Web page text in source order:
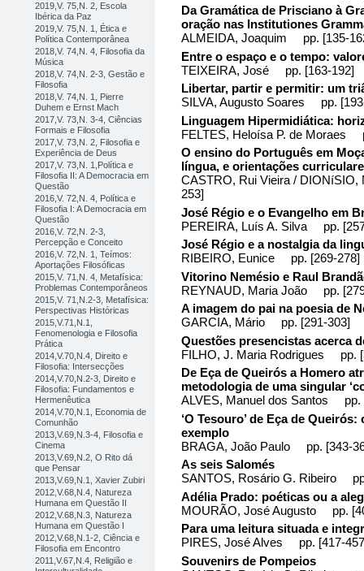
2019,V. 75,N. 2, Escola
Ibérica da Paz
2019,V. 75,N. 1, Ética e
Política Contemporânea
2018,V. 74,N. 4, Filosofia da
Música
2018,V. 74,N. 2-3, Gestão e
Filosofia
2018,V. 74,N. 1, Pierre
Duhem e Ernst Mach
2017,V. 73,N. 3-4, Ciências
Formais e Filosofia
2017,V. 73,N. 2, Filosofia e
Experiência de Deus
2017,V. 73,N. 1,Política e
Filosofia II: A Democracia em
Questão
2016,V. 72,N. 4, Política e
Filosofia I: A Democracia em
Questão
2016,V. 72,N. 2-3,
Percepção e Conceito
2016,V. 72,N. 1, Teímos:
Aportações Filosóficas
2015,V. 71,N. 4, Metafísica:
Problemas Contemporâneos
2015,V. 71,N.2-3, Metafísica:
Perspectivas Históricas
2015,V.71,N.1,
Fenomenologia e Filosofia
Prática
2014,V.70,N.4, Direito e
Filosofia: Intersecções
2014,V.70,N.2-3, Direito e
Filosofia: Fundamentos e
Hermenêutica
2014,V.70,N.1, Economia de
Comunhão
2013,V.69,N.3-4, Filosofia e
Cinema
2013,V.69,N.2, O Rito dá
que Pensar
2013,V.69,N.1, Xavier Zubiri
2012,V.68,N.4, Natureza
Humana em Questão II
2012,V.68,N.3, Natureza
Humana em Questão I
2012,V.68,N.1-2, Ciência e
Filosofia em Encontro
2011,V.67,N.4, Religião e
Da Gramática de Prisciano à
oração nas Institutiones
ALMEIDA, Joaquim pp. [135-
Entre o espaço e o tempo:
TEIXEIRA, José pp. [163-192]
Libertar, partir e permitir: um
SILVA, Augusto Soares pp.
Linguagem Hipermidiática:
FELTES, Heloísa P. de Moraes
O ensino do Português em
língua, e orientações
CASTRO, Rui Vieira /
253]
José Régio e o Evangelho em
PEREIRA, Luís A. Silva pp.
José Régio e a nostalgia da
RIBEIRO, Eunice pp. [269-278]
Vitorino Nemésio e Raul
REYNAUD, Maria João pp.
A imagem do pai na poesia de
GARCIA, Mário pp. [291-303]
Questões presencistas acerca
FILHO, J. Maria Rodrigues pp.
De Eça de Queirós a Homero
metodologia de uma singular
ALVES, Manuel dos Santos pp.
‘O Tesouro’ de Eça de
exemplo
BRAGA, João Paulo pp. [343-
As seis Salomés
SANTOS, Rosário G. Ribeiro
Adélia Prado: poéticas ou a
MOURÃO, José Augusto pp.
Para uma leitura situada e
PIRES, José Alves pp. [417-
Souvenirs de Pompeios